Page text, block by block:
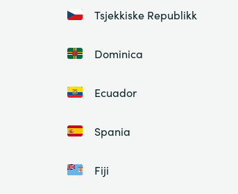
Tsjekkiske Republikk
Dominica
Ecuador
Spania
Fiji